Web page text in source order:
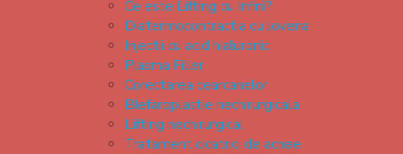
Ce este Lifting cu Infini?
Diatermocontractia cu Jovena
Injectii cu acid hialuronic
Plasma Filler
Corectarea cearcanelor
Blefaroplastie nechirurgicala
Lifting nechirurgical
Tratament cicatrici de acnee